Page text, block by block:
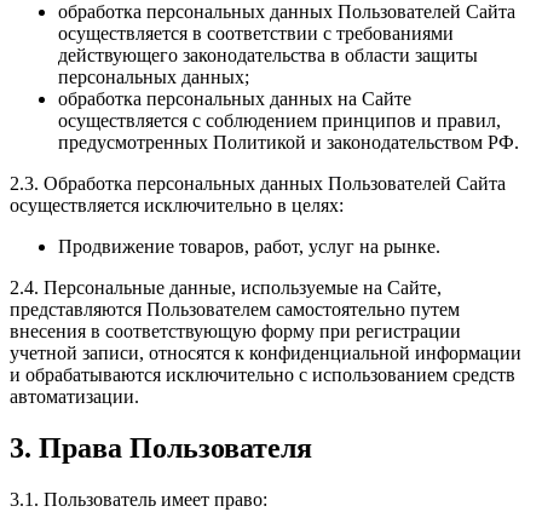
обработка персональных данных Пользователей Сайта
осуществляется в соответствии с требованиями
действующего законодательства в области защиты
персональных данных;
обработка персональных данных на Сайте
осуществляется с соблюдением принципов и правил,
предусмотренных Политикой и законодательством РФ.
2.3. Обработка персональных данных Пользователей Сайта
осуществляется исключительно в целях:
Продвижение товаров, работ, услуг на рынке.
2.4. Персональные данные, используемые на Сайте,
представляются Пользователем самостоятельно путем
внесения в соответствующую форму при регистрации
учетной записи, относятся к конфиденциальной информации
и обрабатываются исключительно с использованием средств
автоматизации.
3. Права Пользователя
3.1. Пользователь имеет право: